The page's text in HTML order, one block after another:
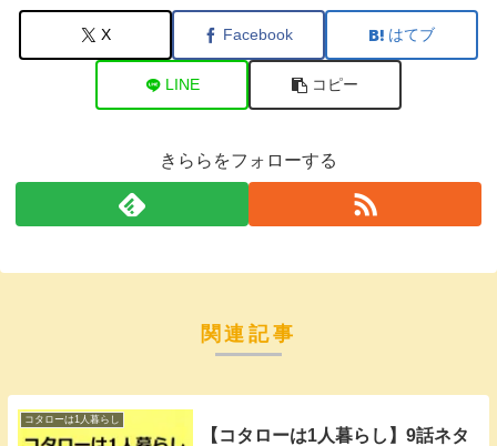
X Facebook はてブ
LINE コピー
きららをフォローする
関連記事
コタローは1人暮らし
【コタローは1人暮らし】9話ネタ